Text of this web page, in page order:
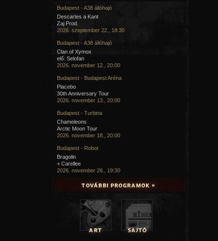
Budapest - A38 állóhajó
Descartes a Kant
Zaj Prod.
2026. szeptember 22., 18:30
Budapest - A38 állóhajó
Clan of Xymox
elő: Selofan
2026. november 12., 20:00
Budapest - Budapest Aréna
Placebo
30th Anniversary Tour
2026. november 13., 20:00
Budapest - Turbina
Chameleons
Arctic Moon Tour
2026. november 18., 20:00
Budapest - Robot
Bragolin
+ Carellee
2026. november 26., 19:30